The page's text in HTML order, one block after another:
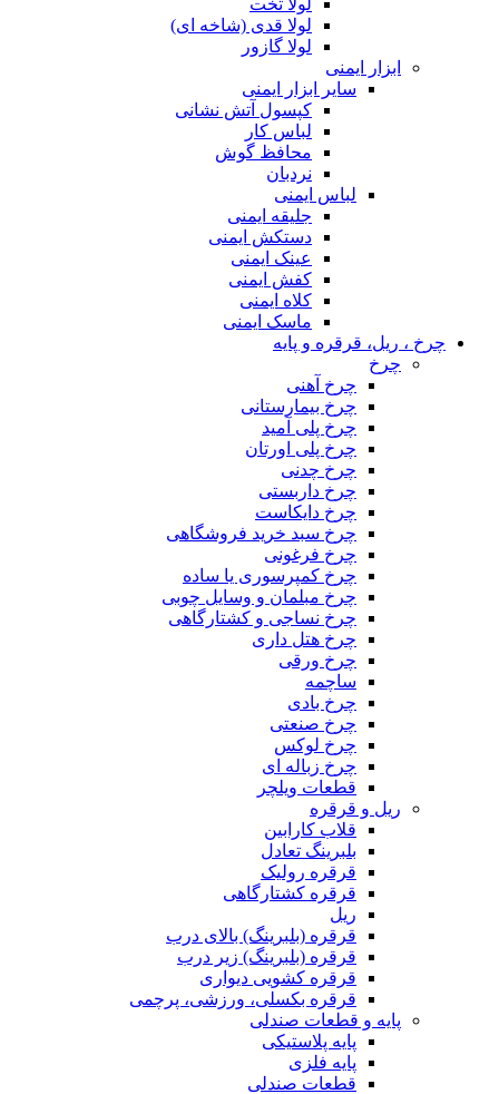
لولا قدی (شاخه ای)
لولا گازور
ابزار ایمنی
سایر ابزار ایمنی
کپسول آتش نشانی
لباس کار
محافظ گوش
نردبان
لباس ایمنی
جلیقه ایمنی
دستکش ایمنی
عینک ایمنی
کفش ایمنی
کلاه ایمنی
ماسک ایمنی
چرخ ، ریل، قرقره و پایه
چرخ
چرخ آهنی
چرخ بیمارستانی
چرخ پلی آمید
چرخ پلی اورتان
چرخ چدنی
چرخ داربستی
چرخ دایکاست
چرخ سبد خرید فروشگاهی
چرخ فرغونی
چرخ کمپرسوری یا ساده
چرخ مبلمان و وسایل چوبی
چرخ نساجی و کشتارگاهی
چرخ هتل داری
چرخ ورقی
ساچمه
چرخ بادی
چرخ صنعتی
چرخ لوکس
چرخ زباله ای
قطعات ویلچر
ریل و قرقره
قلاب کارابین
بلبرینگ تعادل
قرقره رولیک
قرقره کشتارگاهی
ریل
قرقره (بلبرینگ) بالای درب
قرقره (بلبرینگ) زیر درب
قرقره کشویی دیواری
قرقره بکسلی، ورزشی، پرچمی
پایه و قطعات صندلی
پایه پلاستیکی
پایه فلزی
قطعات صندلی